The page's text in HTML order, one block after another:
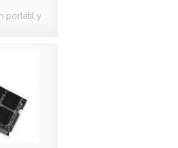
portátil y